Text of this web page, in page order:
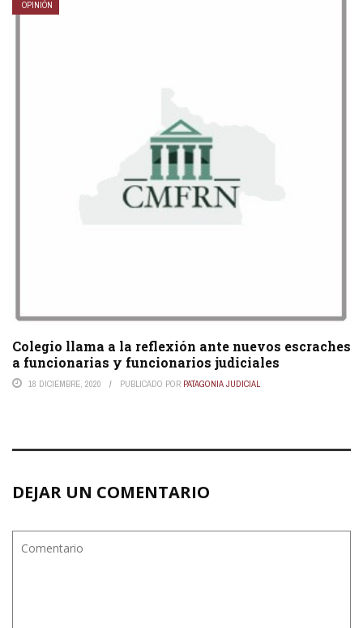
OPINIÓN
Colegio llama a la reflexión ante nuevos escraches
a funcionarias y funcionarios judiciales
18 DICIEMBRE, 2020 PUBLICADO POR PATAGONIA JUDICIAL
DEJAR UN COMENTARIO